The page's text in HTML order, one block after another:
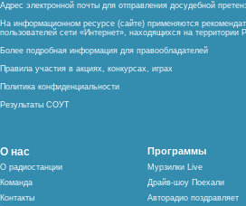
Адрес электронной почты для отправления досудебной
На информационном ресурсе (сайте) применяются
пользователей сети «Интернет», находящихся на территории
Более подробная информация для правообладателей
Правила участия в акциях, конкурсах, играх
Политика конфиденциальности
Результаты СОУТ
О нас
О радиостанции
Команда
Контакты
Программы
Мурзилки Live
Драйв-шоу Поехали
Авторадио поздравляет